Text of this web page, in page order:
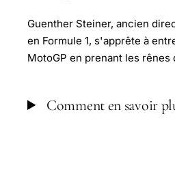
Guenther Steiner, ancien
en Formule 1, s'apprête à
MotoGP en prenant les
Comment en savoir